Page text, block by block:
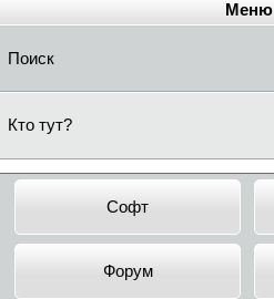
Меню
Поиск
Кто тут?
Софт
Форум